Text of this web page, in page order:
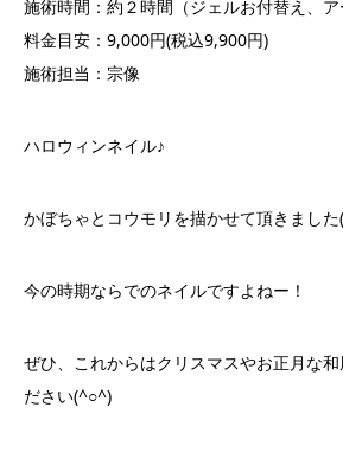
施術時間：約２時間（ジェルお付替え、ア
料金目安：9,000円(税込9,900円)
施術担当：宗像
ハロウィンネイル♪
かぼちゃとコウモリを描かせて頂きまし
今の時期ならでのネイルですよねー！
ぜひ、これからはクリスマスやお正月な和
ださい(^○^)